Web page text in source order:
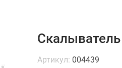
Артикул: 004439